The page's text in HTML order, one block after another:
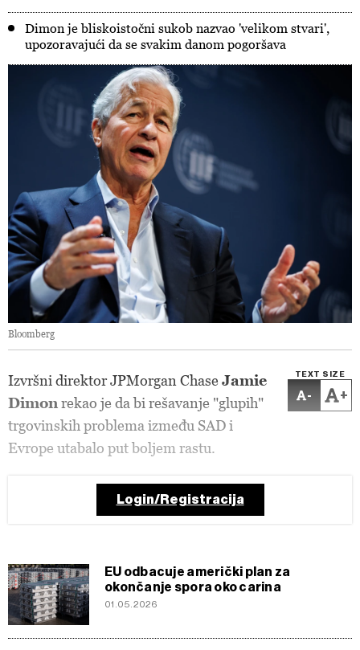
Dimon je bliskoistočni sukob nazvao 'velikom stvari',
upozoravajući da se svakim danom pogoršava
Bloomberg
TEXT SIZE
- +
Izvršni direktor JPMorgan Chase Jamie
Dimon rekao je da bi rešavanje "glupih"
trgovinskih problema između SAD i
Evrope utabalo put boljem rastu.
Login/Registracija
EU odbacuje američki plan za
okončanje spora oko carina
01.05.2026